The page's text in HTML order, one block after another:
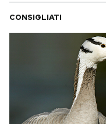
CONSIGLIATI